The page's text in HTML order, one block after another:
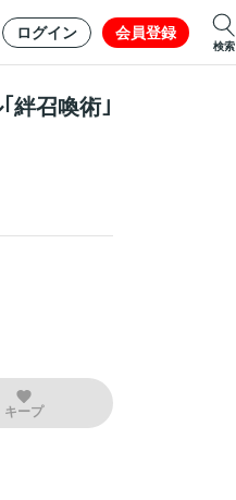
ログイン 会員登録
検索
絆召喚術｣
キープ